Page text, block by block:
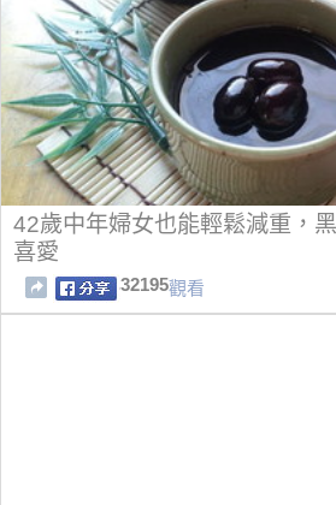
42歲中年婦女也能輕鬆減重，
喜愛
32195觀看